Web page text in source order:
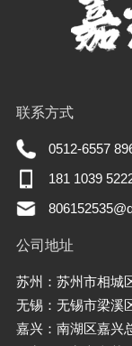
联系方式
0512-6557
181 1039
公司地址
苏州：苏州市相城
无锡：无锡市梁溪
嘉兴：南湖区嘉兴